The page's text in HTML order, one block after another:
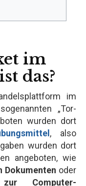
im
das?
im
„Tor-
wurden dort
, also
wurden dort
angeboten, wie
Dokumenten oder
zur Computer-